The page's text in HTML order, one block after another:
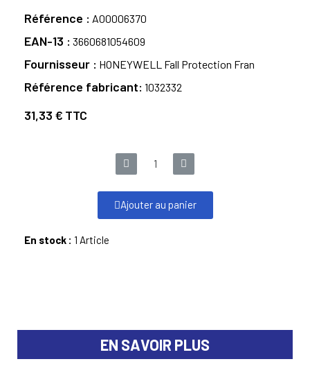
Référence A00006370
EAN-13 3660681054609
Fournisseur HONEYWELL Fall Protection Fran
Référence fabricant 1032332
31,33 € TTC
Ajouter au panier
En stock : 1 Article
EN SAVOIR PLUS